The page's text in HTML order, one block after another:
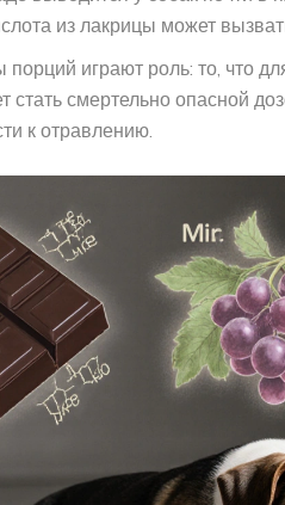
из лакрицы может
порций играют роль: то, что
стать смертельно опасной
к отравлению.